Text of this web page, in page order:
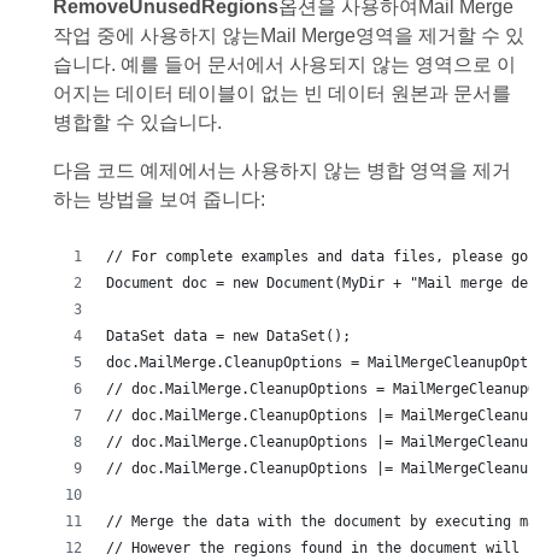
RemoveUnusedRegions옵션을 사용하여Mail Merge
작업 중에 사용하지 않는Mail Merge영역을 제거할 수 있
습니다. 예를 들어 문서에서 사용되지 않는 영역으로 이
어지는 데이터 테이블이 없는 빈 데이터 원본과 문서를
병합할 수 있습니다.
다음 코드 예제에서는 사용하지 않는 병합 영역을 제거
하는 방법을 보여 줍니다: